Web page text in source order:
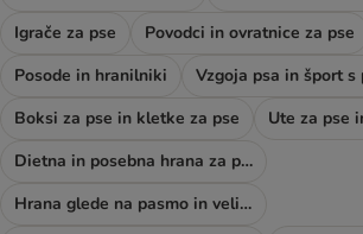
Igrače za pse
Povodci in ovratnice za pse
Posode in hranilniki
Vzgoja psa in šport s
Boksi za pse in kletke za pse
Ute za pse
Dietna in posebna hrana za pse
Hrana glede na pasmo in velikost psa